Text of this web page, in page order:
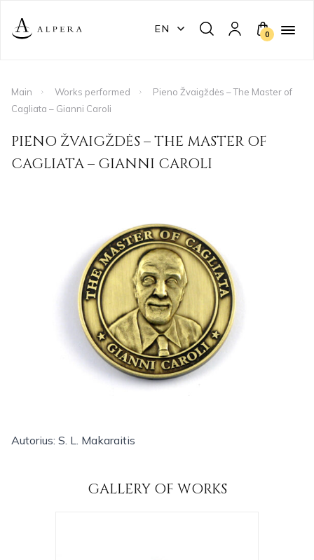
EN 0
Main Works performed
Pieno Žvaigždės – The Master of
Cagliata – Gianni Caroli
PIENO ŽVAIGŽDĖS – THE MASTER OF
CAGLIATA – GIANNI CAROLI
Autorius: S. L. Makaraitis
GALLERY OF WORKS